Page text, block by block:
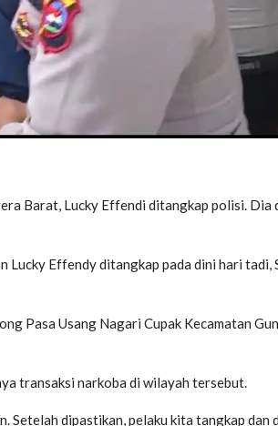
Barat, Lucky Effendi ditangkap polisi.
Lucky Effendy ditangkap pada dini hari tadi,
Pasa Usang Nagari Cupak Kecamatan
transaksi narkoba di wilayah tersebut.
Setelah dipastikan, pelaku kita tangkap dan